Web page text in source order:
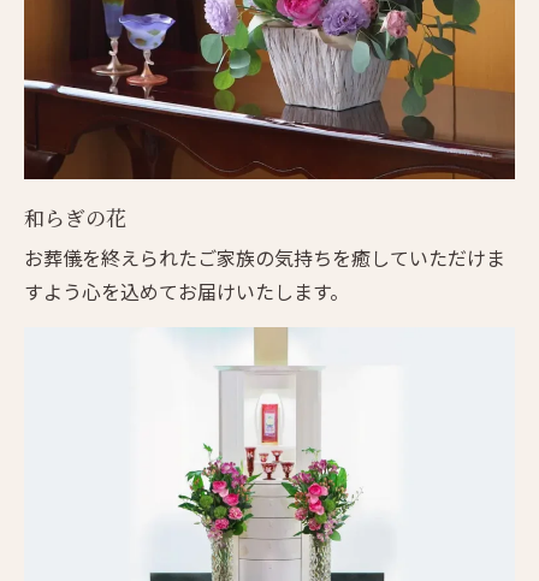
和らぎの花
お葬儀を終えられたご家族の気持ちを癒していただけま
すよう心を込めてお届けいたします。